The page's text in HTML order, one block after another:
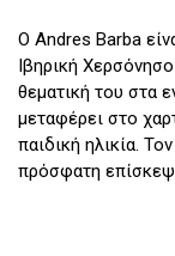
Ο Andres Barba
Ιβηρική
θεματική του στα
μεταφέρει στο
παιδική ηλικία.
πρόσφατη